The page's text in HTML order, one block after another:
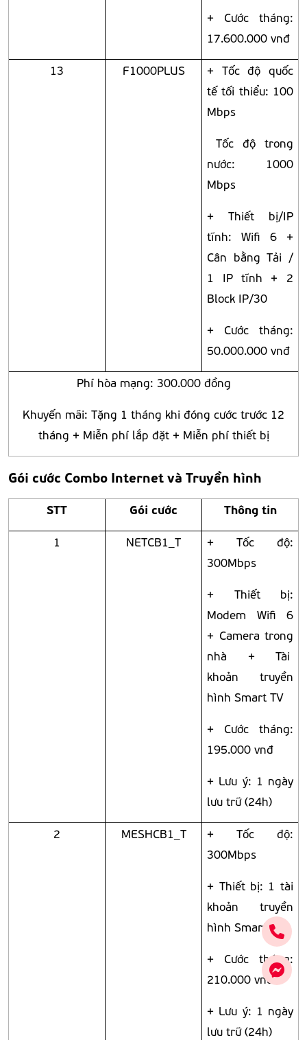
+ Cước tháng:
17.600.000 vnđ
13 F1000PLUS
+ Tốc độ quốc
tế tối thiểu: 100
Mbps
Tốc độ trong
nước: 1000
Mbps
+ Thiết bị/IP
tĩnh: Wifi 6 +
Cân bằng Tải /
1 IP tĩnh + 2
Block IP/30
+ Cước tháng:
50.000.000 vnđ
Phí hòa mạng: 300.000 đồng
Khuyến mãi: Tặng 1 tháng khi đóng cước trước 12
tháng + Miễn phí lắp đặt + Miễn phí thiết bị
Gói cước Combo Internet và Truyền hình
STT Gói cước Thông tin
1 NETCB1_T
+ Tốc độ:
300Mbps
+ Thiết bị:
Modem Wifi 6
+ Camera trong
nhà + Tài
khoản truyền
hình Smart TV
+ Cước tháng:
195.000 vnđ
+ Lưu ý: 1 ngày
lưu trữ (24h)
2 MESHCB1_T
+ Tốc độ:
300Mbps
+ Thiết bị: 1 tài
khoản truyền
hình Smart TV
+ Cước tháng:
210.000 vnđ
+ Lưu ý: 1 ngày
lưu trữ (24h)